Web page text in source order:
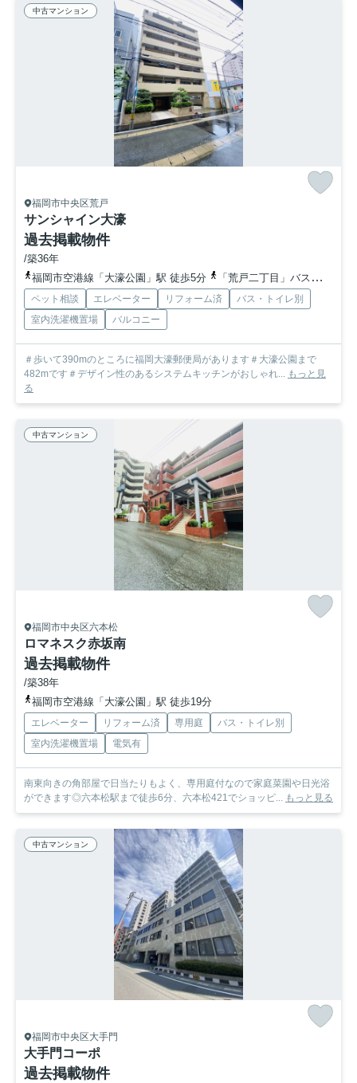
中古マンション
福岡市中央区荒戸
サンシャイン大濠
過去掲載物件
/築36年
福岡市空港線「大濠公園」駅 徒歩5分
「荒戸二丁目」バス停下車 徒歩4分
ペット相談 エレベーター リフォーム済
バス・トイレ別
室内洗濯機置場
バルコニー
＃歩いて390mのところに福岡大濠郵便局があります＃大濠公園まで
482mです＃デザイン性のあるシステムキッチンがおしゃれ... もっと見
る
中古マンション
福岡市中央区六本松
ロマネスク赤坂南
過去掲載物件
/築38年
福岡市空港線「大濠公園」駅 徒歩19分
エレベーター リフォーム済 専用庭
バス・トイレ別
室内洗濯機置場
電気有
南東向きの角部屋で日当たりもよく、専用庭付なので家庭菜園や日光浴
ができます◎六本松駅まで徒歩6分、六本松421でショッピ... もっと見る
中古マンション
福岡市中央区大手門
大手門コーポ
過去掲載物件